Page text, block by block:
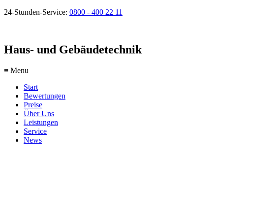
24-Stunden-Service: 0800 - 400 22 11
Haus- und Gebäudetechnik
≡ Menu
Start
Bewertungen
Preise
Über Uns
Leistungen
Service
News